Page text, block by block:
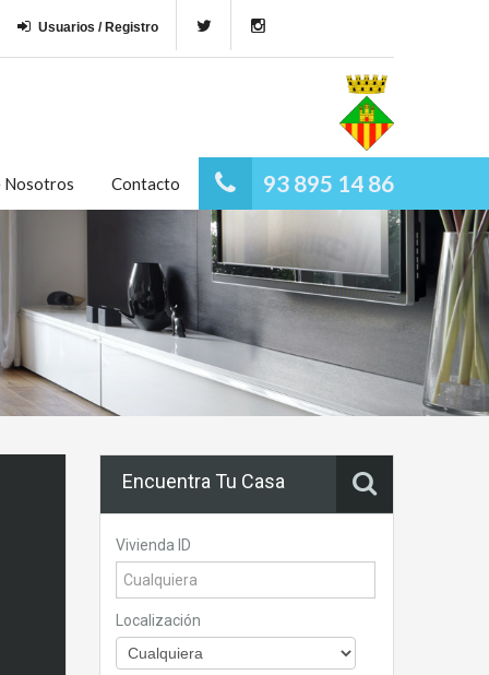
Usuarios / Registro
93 895 14 86
Nosotros Contacto
Encuentra Tu Casa
Vivienda ID
Localización